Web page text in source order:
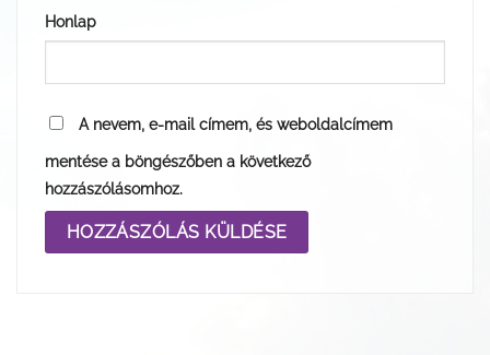
Honlap
A nevem, e-mail címem, és weboldalcímem
mentése a böngészőben a következő
hozzászólásomhoz.